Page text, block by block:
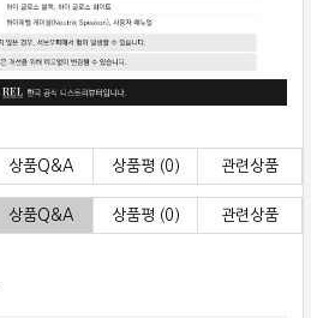
상품Q&A 상품평 (0) 관련상품
상품Q&A 상품평 (0) 관련상품